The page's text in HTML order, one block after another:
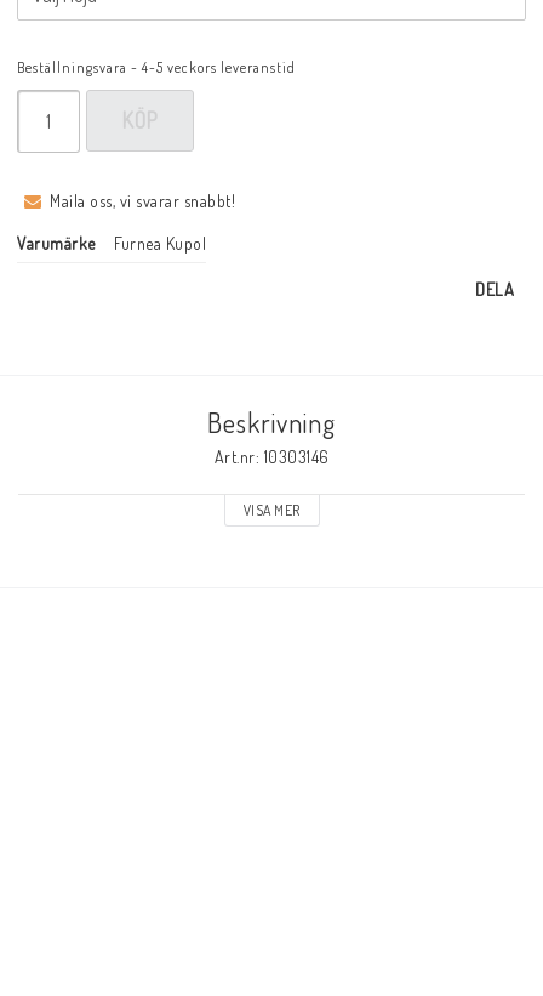
Beställningsvara - 4-5 veckors leveranstid
KÖP
Maila oss, vi svarar snabbt!
Varumärke Furnea Kupol
DELA
Beskrivning
Art.nr: 10303146
VISA MER